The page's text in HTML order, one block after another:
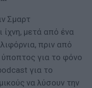
Σμαρτ
μετά από ένα
πριν από
ύποπτος για το φόνο
για το
να λύσουν την